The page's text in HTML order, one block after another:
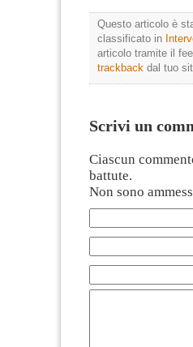
Questo articolo è
classificato in
articolo tramite il
trackback dal tuo
Scrivi un
Ciascun
battute.
Non sono